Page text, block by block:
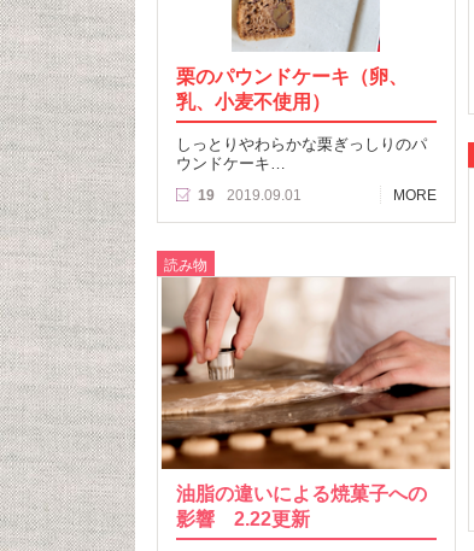
栗のパウンドケーキ（卵、
乳、小麦不使用）
しっとりやわらかな栗ぎっしりのパ
ウンドケーキ…
19 2019.09.01 MORE
読み物
油脂の違いによる焼菓子への
影響 2.22更新